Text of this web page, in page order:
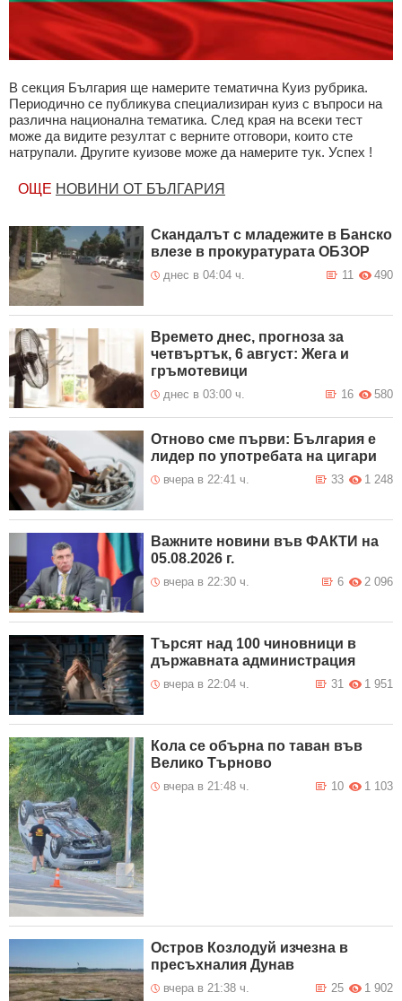
В секция България ще намерите тематична Куиз рубрика.
Периодично се публикува специализиран куиз с въпроси на
различна национална тематика. След края на всеки тест
може да видите резултат с верните отговори, които сте
натрупали. Другите куизове може да намерите тук. Успех !
ОЩЕ НОВИНИ ОТ БЪЛГАРИЯ
Скандалът с младежите в Банско
влезе в прокуратурата ОБЗОР
днес в 04:04 ч. 490
11
Времето днес, прогноза за
четвъртък, 6 август: Жега и
гръмотевици
днес в 03:00 ч. 580
16
Отново сме първи: България е
лидер по употребата на цигари
вчера в 22:41 ч. 1 248
33
Важните новини във ФАКТИ на
05.08.2026 г.
вчера в 22:30 ч. 2 096
6
Търсят над 100 чиновници в
държавната администрация
вчера в 22:04 ч. 1 951
31
Кола се обърна по таван във
Велико Търново
вчера в 21:48 ч. 1 103
10
Остров Козлодуй изчезна в
пресъхналия Дунав
вчера в 21:38 ч. 1 902
25